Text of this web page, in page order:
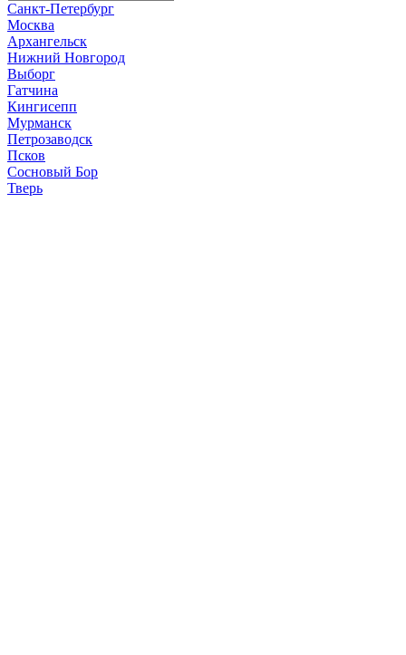
Санкт-Петербург
Москва
Архангельск
Нижний Новгород
Выборг
Гатчина
Кингисепп
Мурманск
Петрозаводск
Псков
Сосновый Бор
Тверь